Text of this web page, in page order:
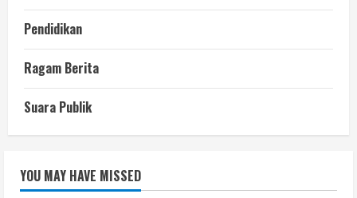
Pendidikan
Ragam Berita
Suara Publik
YOU MAY HAVE MISSED